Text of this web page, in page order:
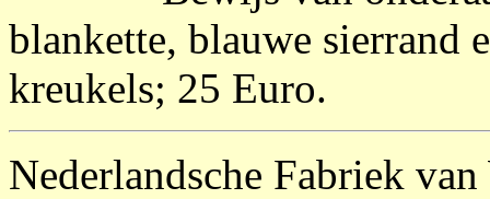
blankette, blauwe sierrand
kreukels; 25 Euro.
Nederlandsche Fabriek